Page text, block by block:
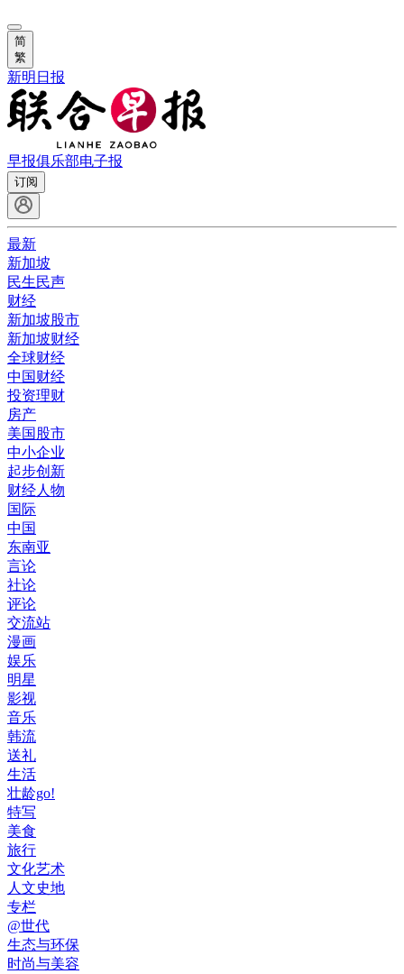
简
繁
新明日报
早报俱乐部电子报
订阅
最新
新加坡
民生民声
财经
新加坡股市
新加坡财经
全球财经
中国财经
投资理财
房产
美国股市
中小企业
起步创新
财经人物
国际
中国
东南亚
言论
社论
评论
交流站
漫画
娱乐
明星
影视
音乐
韩流
送礼
生活
壮龄go!
特写
美食
旅行
文化艺术
人文史地
专栏
@世代
生态与环保
时尚与美容